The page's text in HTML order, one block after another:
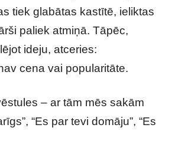
tiek glabātas kastītē, ieliktas
paliek atmiņā. Tāpēc,
ideju, atceries:
cena vai popularitāte.
– ar tām mēs sakām
“Es par tevi domāju”, “Es